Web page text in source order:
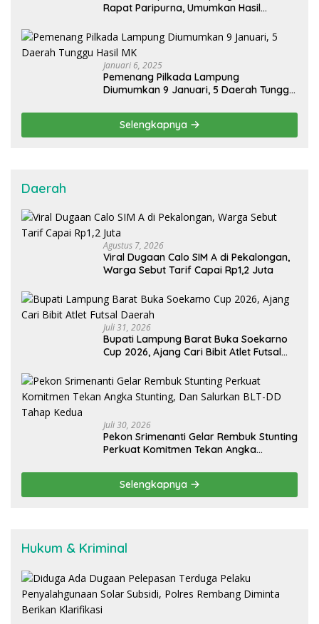
Rapat Paripurna, Umumkan Hasil
Januari 6, 2025
Pemenang Pilkada Lampung
Diumumkan 9 Januari, 5 Daerah Tunggu
Selengkapnya
Daerah
Agustus 7, 2026
Viral Dugaan Calo SIM A di Pekalongan,
Warga Sebut Tarif Capai Rp1,2 Juta
Juli 31, 2026
Bupati Lampung Barat Buka Soekarno
Cup 2026, Ajang Cari Bibit Atlet Futsal
Juli 30, 2026
Pekon Srimenanti Gelar Rembuk Stunting
Perkuat Komitmen Tekan Angka
Kedua
Selengkapnya
Hukum & Kriminal